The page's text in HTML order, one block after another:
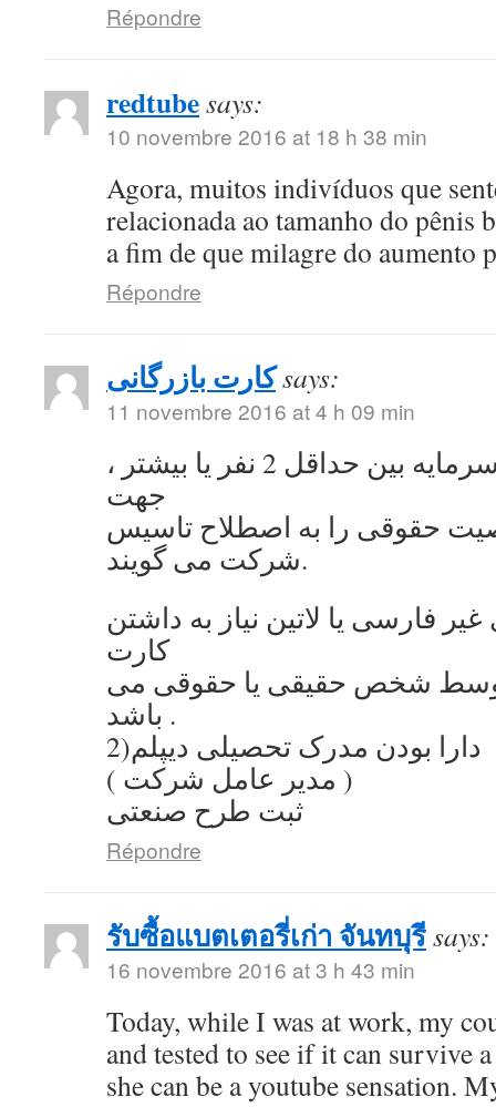
Répondre
redtubesays:
10 novembre 2016 at 18 h 38 min
Agora, muitos indivíduos que
relacionada ao tamanho do pênis
a fim de que milagre do aumento
Répondre
کارت بازرگانیsays:
11 novembre 2016 at 4 h 09 min
به اشتراک گذاشتن سرمایه بین حداقل 2 نفر یا بیشتر ،
جهت
حقوقی را به اصطلاح تاسیس
شرکت می گویند.
فارسی یا لاتین نیاز به داشتن
کارت
توسط شخص حقیقی یا حقوقی می
باشد .
2)دارا بودن مدرک تحصیلی دیپلم
( مدیر عامل شرکت )
ثبت طرح صنعتی
Répondre
รับซื้อแบตเตอรี่เก่า จันทบุรีsays:
16 novembre 2016 at 3 h 43 min
Today, while I was at work, my
and tested to see if it can survive
she can be a youtube sensation.